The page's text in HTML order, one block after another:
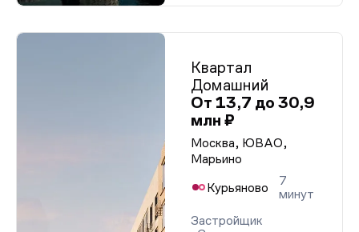
Квартал
Домашний
От 13,7 до 30,9
млн ₽
Москва, ЮВАО,
Марьино
Курьяново
7
минут
Застройщик